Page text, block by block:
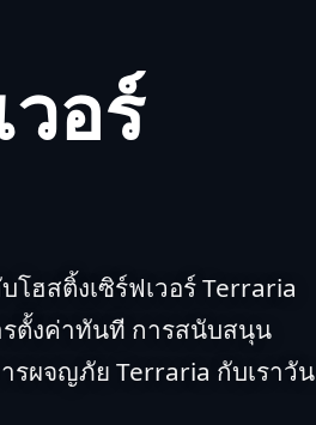
อร์
ฮสติ้งเซิร์ฟเวอร์ Terraria
รตั้งค่าทันที การสนับสนุน
รผจญภัย Terraria กับเราวัน